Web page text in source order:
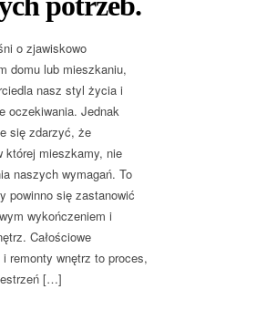
o zjawiskowo
domu lub mieszkaniu,
nasz styl życia i
oczekiwania. Jednak
się zdarzyć, że
której mieszkamy, nie
naszych wymagań. To
powinno się zastanowić
wykończeniem i
Całościowe
remonty wnętrz to proces,
[…]